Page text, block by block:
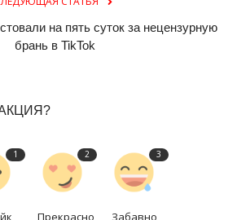
на пять суток за нецензурную
брань в TikTok
1 2
Прекрасно
3
Забавно